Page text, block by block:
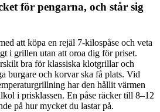
för pengarna, och står sig
att köpa en rejäl 7-kilospåse och veta
i grillen utan att oroa dig för priset.
bra för klassiska klotgrillar och
burgare och korvar ska få plats. Vid
har den hållit värmen
i prisklassen. En påse räcker till 8–12
på hur mycket du lastar på.